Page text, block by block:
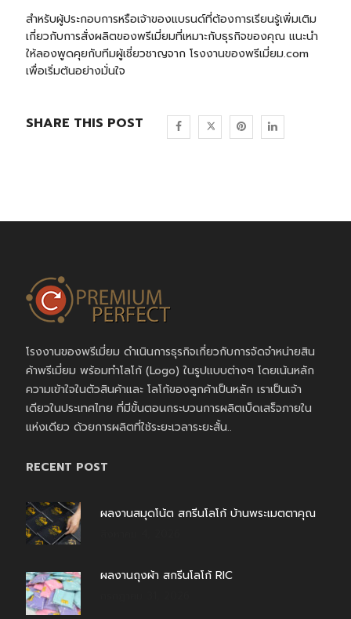
สำหรับผู้ประกอบการหรือเจ้าของแบรนด์ที่ต้องการเรียนรู้เพิ่มเติม
เกี่ยวกับการสั่งผลิตของพรีเมี่ยมที่เหมาะกับธุรกิจของคุณ แนะนำ
ให้ลองพูดคุยกับทีมผู้เชี่ยวชาญจาก โรงงานของพรีเมี่ยม.com
เพื่อเริ่มต้นอย่างมั่นใจ
SHARE THIS POST
โรงงานของพรีเมี่ยม ดำเนินการธุรกิจเกี่ยวกับการจัดจำหน่ายสิน
ค้าพรีเมี่ยม พร้อมทำโลโก้ (Logo) ในรูปแบบต่างๆ โดยเน้นหลัก
ความเข้าใจในตัวสินค้าและ โลโก้ของลูกค้าเป็นหลัก เราเป็นเจ้า
เดียวในประเทศไทย ที่มีขั้นตอนกระบวนการผลิตเบ็ดเสร็จภายใน
แห่งเดียว ด้วยการผลิตที่ใช้ระยะเวลาระยะสั้น..
RECENT POST
ผลงานสมุดโน้ต สกรีนโลโก้ บ้านพระเมตตาคุณ
ผลงานถุงผ้า สกรีนโลโก้ RIC